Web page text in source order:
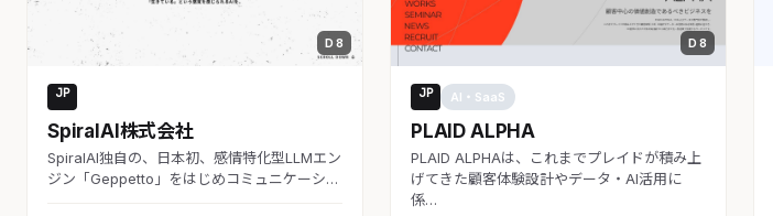
D 8
JP
SpiralAI株式会社
SpiralAI独自の、日本初、感情特化型LLMエン
ジン「Geppetto」をはじめコミュニケーシ…
D 8
JP AI・SaaS
PLAID ALPHA
PLAID ALPHAは、これまでプレイドが積み上
げてきた顧客体験設計やデータ・AI活用に
係…